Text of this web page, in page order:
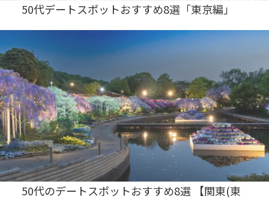
50代デートスポットおすすめ8選「東京編」
50代のデートスポットおすすめ8選 【関東(東